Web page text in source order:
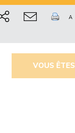
A
VOUS ÊTES